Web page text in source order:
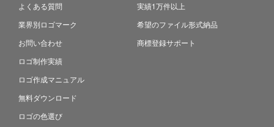
よくある質問
業界別ロゴマーク
お問い合わせ
ロゴ制作実績
ロゴ作成マニュアル
無料ダウンロード
ロゴの色選び
実績1万件以上
希望のファイル形式納品
商標登録サポート